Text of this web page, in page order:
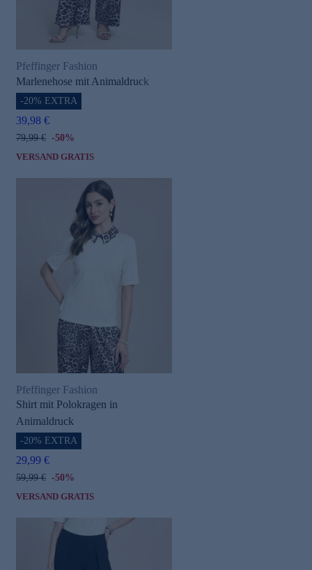
Pfeffinger Fashion
Marlenehose mit Animaldruck
-20% EXTRA
39,98 €
79,99 € -50%
VERSAND GRATIS
Pfeffinger Fashion
Shirt mit Polokragen in
Animaldruck
-20% EXTRA
29,99 €
59,99 € -50%
VERSAND GRATIS